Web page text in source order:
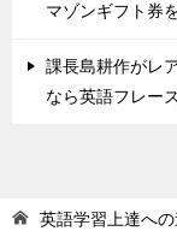
マゾンギフト券
課長島耕作がレ
なら英語フレー
英語学習上達へ